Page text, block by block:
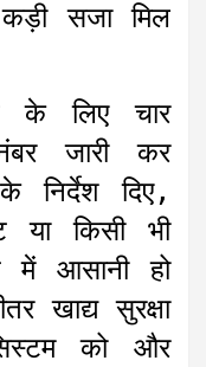
सजा मिल
के लिए चार
जारी कर
निर्देश दिए,
या किसी भी
में आसानी हो
खाद्य सुरक्षा
को और